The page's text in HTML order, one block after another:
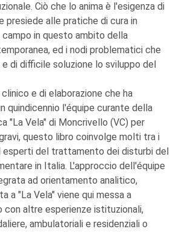
Ciò che lo anima è l'esigenza di
presiede alle pratiche di cura in
in questo ambito della
ed i nodi problematici che
di difficile soluzione lo sviluppo del
e di elaborazione che ha
quindicennio l'équipe curante della
"La Vela" di Moncrivello (VC) per
questo libro coinvolge molti tra i
esperti del trattamento dei disturbi del
in Italia. L'approccio dell'équipe
ad orientamento analitico,
a "La Vela" viene qui messa a
altre esperienze istituzionali,
ambulatoriali e residenziali o